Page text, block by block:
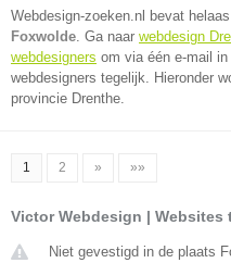
Webdesign-zoeken.nl bevat
Foxwolde. Ga naar webdesign
webdesigners om via één e-mail
webdesigners tegelijk. Hieronder
provincie Drenthe.
1 2 » »»
Victor Webdesign | Websites
Niet gevestigd in de plaats